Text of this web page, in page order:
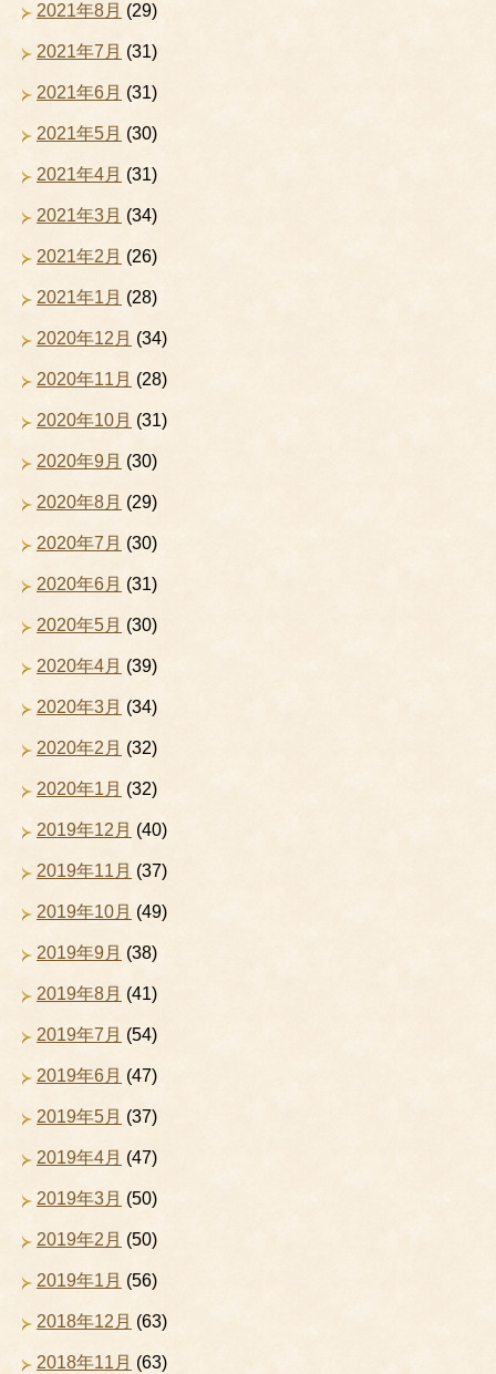
2021年8月 (29)
2021年7月 (31)
2021年6月 (31)
2021年5月 (30)
2021年4月 (31)
2021年3月 (34)
2021年2月 (26)
2021年1月 (28)
2020年12月 (34)
2020年11月 (28)
2020年10月 (31)
2020年9月 (30)
2020年8月 (29)
2020年7月 (30)
2020年6月 (31)
2020年5月 (30)
2020年4月 (39)
2020年3月 (34)
2020年2月 (32)
2020年1月 (32)
2019年12月 (40)
2019年11月 (37)
2019年10月 (49)
2019年9月 (38)
2019年8月 (41)
2019年7月 (54)
2019年6月 (47)
2019年5月 (37)
2019年4月 (47)
2019年3月 (50)
2019年2月 (50)
2019年1月 (56)
2018年12月 (63)
2018年11月 (63)